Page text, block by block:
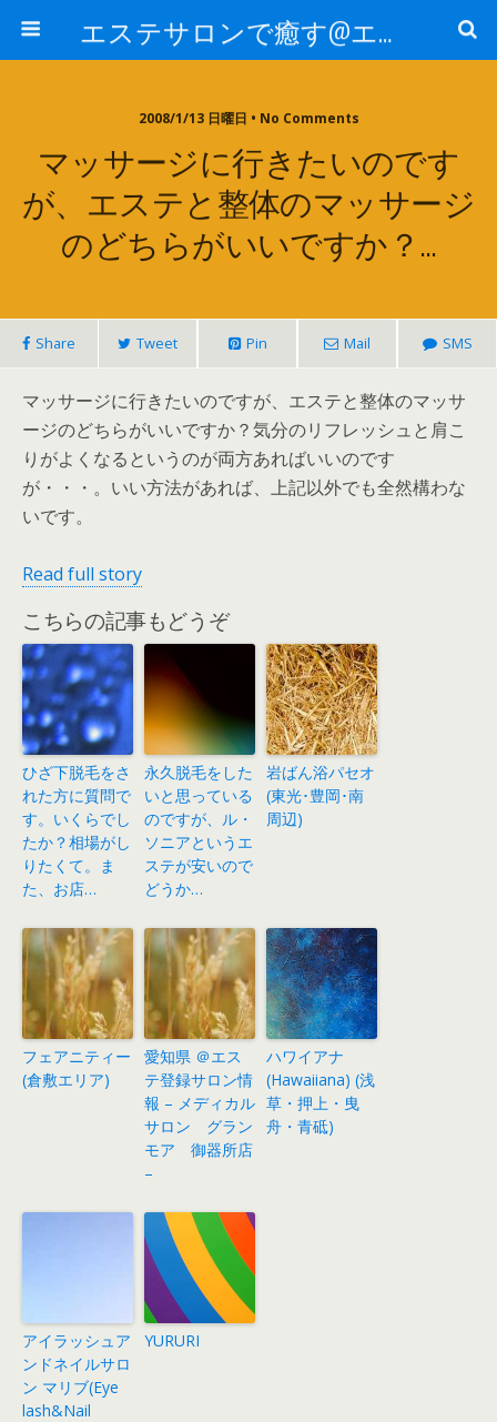
エステサロンで癒す@エステ～全国エステ情報
2008/1/13 日曜日 • No Comments
マッサージに行きたいのです
が、エステと整体のマッサージ
のどちらがいいですか？…
Share Tweet Pin Mail SMS
マッサージに行きたいのですが、エステと整体のマッサ
ージのどちらがいいですか？気分のリフレッシュと肩こ
りがよくなるというのが両方あればいいのです
が・・・。いい方法があれば、上記以外でも全然構わな
いです。
Read full story
こちらの記事もどうぞ
ひざ下脱毛をさ
れた方に質問で
す。いくらでし
たか？相場がし
りたくて。ま
た、お店…
永久脱毛をした
いと思っている
のですが、ル・
ソニアというエ
ステが安いので
どうか…
岩ばん浴パセオ
(東光･豊岡･南
周辺)
フェアニティー
(倉敷エリア)
愛知県 ＠エス
テ登録サロン情
報 – メディカル
サロン グラン
モア 御器所店
–
ハワイアナ
(Hawaiiana) (浅
草・押上・曳
舟・青砥)
アイラッシュア
ンドネイルサロ
ン マリブ(Eye
lash&Nail
YURURI